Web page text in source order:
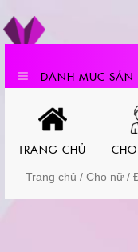
Skip
to
DANH MỤC SẢN
TRANG CHỦ
Trang chủ / Cho nữ /